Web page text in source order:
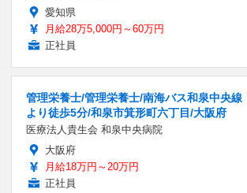
愛知県
月給28万5,000円～60万円
正社員
管理栄養士/管理栄養士/南海バス和泉中央線
より徒歩5分/和泉市箕形町六丁目/大阪府
医療法人貴生会 和泉中央病院
大阪府
月給18万円～20万円
正社員